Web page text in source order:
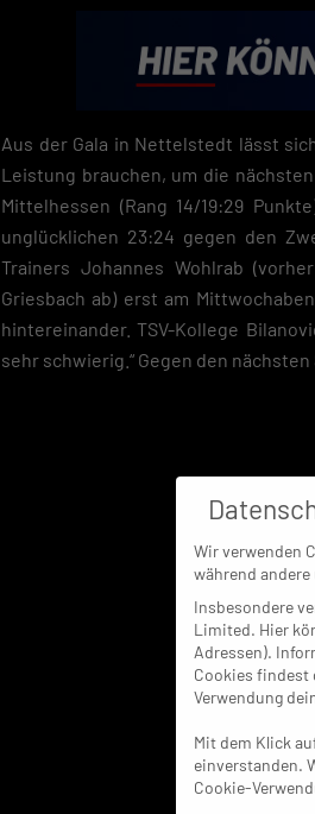
Aus der Gala in Nettelstedt lässt
Leistung brauchen, um die
Mittelhessen (Rang 14/19:29
unglücklichen 23:24 gegen den
Trainers Johannes Wohlrab
Griesbach ab) erst am
hintereinander. TSV-Kollege
sehr schwierig.“ Gegen den
Wir verwenden
während
Insbesondere
Limited. Hier
Adressen).
Cookies findest
Verwendung
Mit dem Klick
einverstanden.
Cookie-